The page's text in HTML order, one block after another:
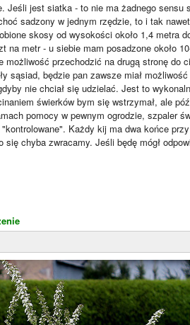
Jeśli jest siatka - to nie ma żadnego
sadzony w jednym rzędzie, to i tak
skosy od wysokości około 1,4 metra do
metr - u siebie mam posadzone około
przechodzić na drugą stronę do
sąsiad, będzie pan zawsze miał
nie chciał się udzielać. Jest to
świerków bym się wstrzymał, ale
pomocy w pewnym ogrodzie, szpaler
Każdy kij ma dwa końce
się chyba zwracamy. Jeśli będę mógł